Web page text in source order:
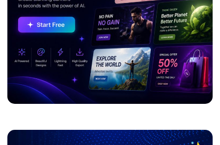
ADVERTISEMENT